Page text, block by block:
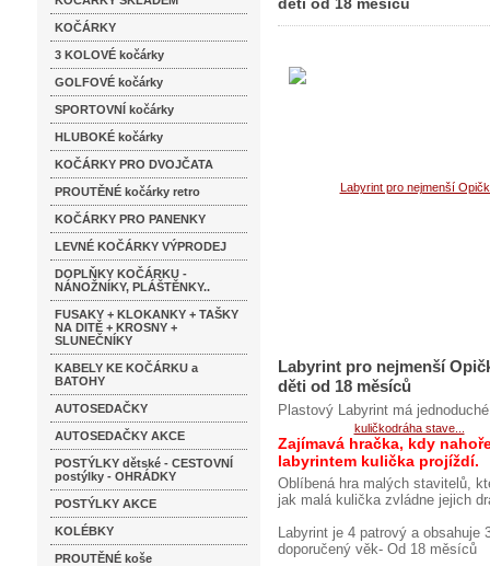
KOČÁRKY
3 KOLOVÉ kočárky
GOLFOVÉ kočárky
SPORTOVNÍ kočárky
HLUBOKÉ kočárky
KOČÁRKY PRO DVOJČATA
PROUTĚNÉ kočárky retro
KOČÁRKY PRO PANENKY
LEVNÉ KOČÁRKY VÝPRODEJ
DOPLŇKY KOČÁRKU -
NÁNOŽNÍKY, PLÁŠTĚNKY..
FUSAKY + KLOKANKY + TAŠKY
NA DITĚ + KROSNY +
SLUNEČNÍKY
KABELY KE KOČÁRKU a
BATOHY
AUTOSEDAČKY
AUTOSEDAČKY AKCE
POSTÝLKY dětské - CESTOVNÍ
postýlky - OHRÁDKY
POSTÝLKY AKCE
KOLÉBKY
PROUTĚNÉ koše
měsíců
Labyrint pro nejmenší
děti od 18 měsíců
Plastový Labyrint má
Zajímavá hračka, kdy
labyrintem kulička projíždí.
Oblíbená hra malých stavitelů,
jak malá kulička zvládne jejich
Labyrint je 4 patrový a obsahuje
doporučený věk- Od 18 měsíců